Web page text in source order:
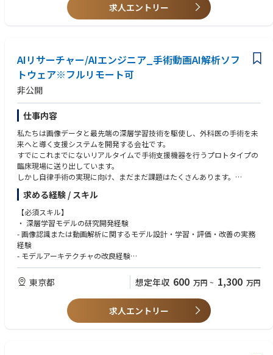
○ 映像処理系デバイスのハードウェア構成及び制御をふまえたシステムレ
○ 共通：Python実装経験、映像処理実装経験
○ 他言語：C++実装経験（Modern C++実装経験があるとなお歓迎）
○ GUI系：Kivy・Qt(PyQt) 等GUIフレームワークによるGUI実装経験、Ope
nCV・OpenGLによる描画処理実装経験
○ 映像系：キャプチャボード- GPU周りのドライバ実装経験、映像処理の
チューニング経験
【求める人物像】
● チームの一員として関係者と連携して開発実務を進められる方
● チームビルディングに貢献できる方
求人エントリー
AIリサーチャー/AIエンジニア_手術動画AI解析ソフ
トウェア※フルリモート可
非公開
仕事内容
私たちは画像データと最先端の深層学習技術を駆使し、外科医の手術を未
来へと導く支援システムを開発する会社です。
すでにこれまでにないリアルタイムで手術支援機器を行うプロトタイプの
臨床現場に送り出しています。
しかし自律手術の実現に向け、まだまだ課題はたくさんあります。
そこで、私たちは未知の挑戦に取り組み、持てる技術全てを注ぎ込んだ製
品をこれからも創り出していきます。
そのストーリーに共感し、未知なる領域への興奮を感じるエンジニアの
方々、ぜひお力を貸してください。
【弊社の魅力】
・革新的な医療機器であり、世界初のプロダクトです。
能です。
・社内に外科医がいるためフィードバックを受けやすい環境です。共同研
究機関も日本中にあり、多くのフィードバックが得られます。
・フルリモートやハイブリッドでの働き方については柔軟に活躍いただけ
求める経験 / スキル
【必須スキル】
・ 深層学習モデルの研究開発経験
- 画像認識または動画解析に関するモデル設計・学習・評価・改善の実務
経験
- モデルアーキテクチャの改良経験
- 損失関数の設計および改良経験
- 前処理・後処理・推論パイプラインの改善経験
・ モデルの弱点分析、エラー分析、アブレーション等を通じた改善経験
・ Python を用いた AI 実装経験
- OpenCV、NumPy、scikit-learn等の関連ライブラリに関する知識・利用
東京都 想定年収 600 万円 ~ 1,300 万円
求人エントリー